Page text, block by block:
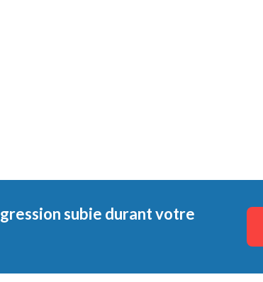
subie durant votre